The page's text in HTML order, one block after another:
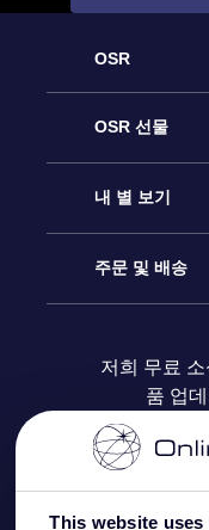
This website uses
OSR
고객 서비스
연락처
블로그
OSR 선물
온라인 별 선물
OSR 선물 팩
OSR 상품권
기업 선물
내 별 보기
Star Register
맞춤 별 페이지
One Million
주문 및 배송
결제 정보
배송 정보
저희 무료
품 업